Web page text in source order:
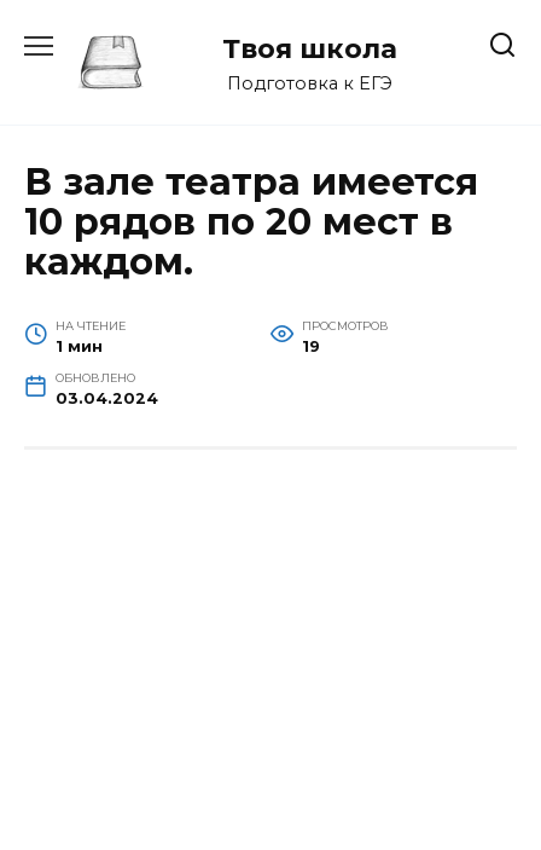
содержанию
Твоя школа
Подготовка к ЕГЭ
В зале театра имеется
10 рядов по 20 мест в
каждом.
НА ЧТЕНИЕ
1 мин
ПРОСМОТРОВ
19
ОБНОВЛЕНО
03.04.2024